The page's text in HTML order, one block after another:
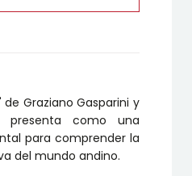
de Graziano Gasparini y
presenta como una
para comprender la
del mundo andino.